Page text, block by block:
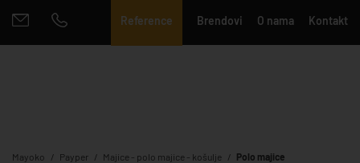
Reference Brendovi O nama Kontakt
Mayoko Payper Majice - polo majice - košulje Polo majice